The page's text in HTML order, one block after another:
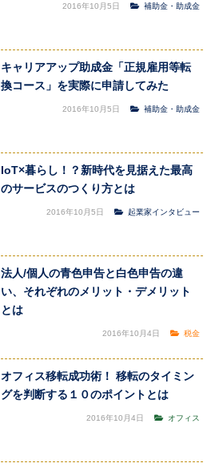
2016年10月5日 補助金・助成金
キャリアアップ助成金「正規雇用等転
換コース」を実際に申請してみた
2016年10月5日 補助金・助成金
IoT×暮らし！？新時代を見据えた最高
のサービスのつくり方とは
2016年10月5日 起業家インタビュー
法人/個人の青色申告と白色申告の違
い、それぞれのメリット・デメリット
とは
2016年10月4日 税金
オフィス移転成功術！ 移転のタイミン
グを判断する１０のポイントとは
2016年10月4日 オフィス